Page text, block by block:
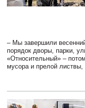
– Мы завершили
порядок дворы, парки,
«Относительный» –
мусора и прелой